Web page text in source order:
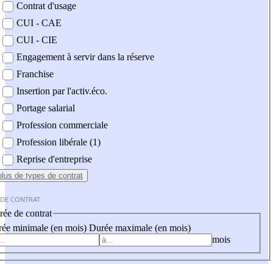
Contrat d'usage
CUI - CAE
CUI - CIE
Engagement à servir dans la réserve
Franchise
Insertion par l'activ.éco.
Portage salarial
Profession commerciale
Profession libérale (1)
Reprise d'entreprise
de types de contrat
CONTRAT
de contrat
minimale (en mois) Durée maximale (en mois)
mois